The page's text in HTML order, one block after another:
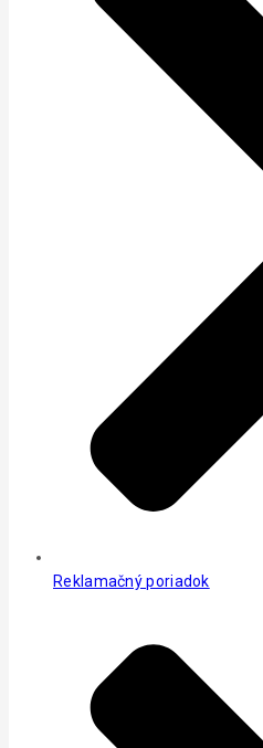
Reklamačný poriadok